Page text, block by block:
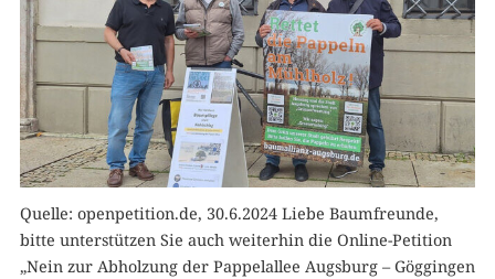
Quelle: openpetition.de, 30.6.2024 Liebe Baumfreunde,
bitte unterstützen Sie auch weiterhin die Online-Petition
„Nein zur Abholzung der Pappelallee Augsburg – Göggingen